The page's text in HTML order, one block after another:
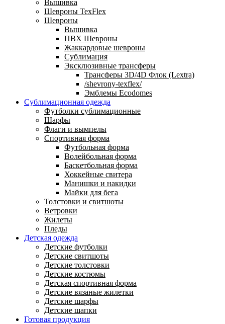
Вышивка
Шевроны TexFlex
Шевроны
Вышивка
ПВХ Шевроны
Жаккардовые шевроны
Сублимация
Эксклюзивные трансферы
Трансферы 3D/4D Флок (Lextra)
/shevrony-texflex/
Эмблемы Ecodomes
Сублимационная одежда
Футболки сублимационные
Шарфы
Флаги и вымпелы
Спортивная форма
Футбольная форма
Волейбольная форма
Баскетбольная форма
Хоккейные свитера
Манишки и накидки
Майки для бега
Толстовки и свитшоты
Ветровки
Жилеты
Пледы
Детская одежда
Детские футболки
Детские свитшоты
Детские толстовки
Детские костюмы
Детская спортивная форма
Детские вязаные жилетки
Детские шарфы
Детские шапки
Готовая продукция